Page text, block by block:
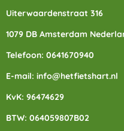
Uiterwaardenstraat 316
1079 DB Amsterdam
Telefoon: 0641670940
E-mail: info@hetfietshart.nl
KvK: 96474629
BTW: 064059807B02